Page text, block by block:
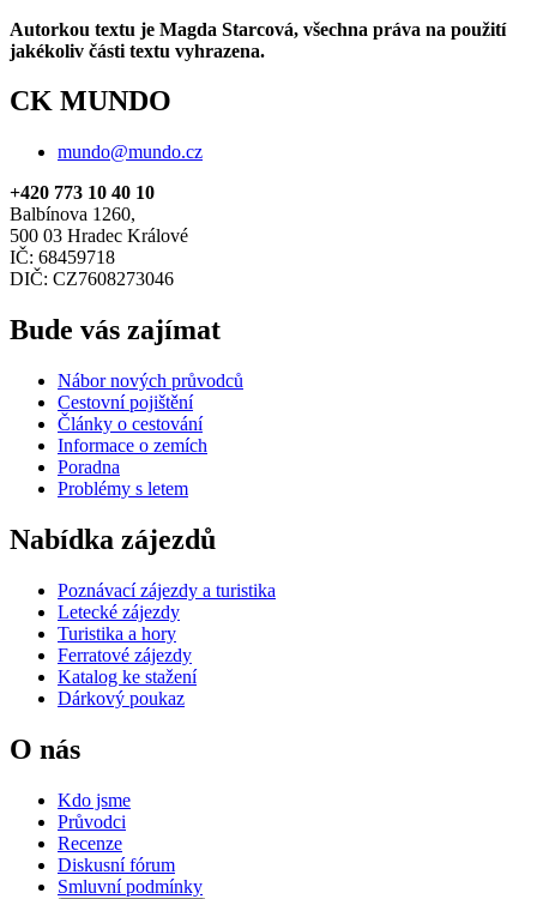
Autorkou textu je Magda Starcová, všechna práva na použití
jakékoliv části textu vyhrazena.
CK MUNDO
mundo@mundo.cz
+420 773 10 40 10
Balbínova 1260,
500 03 Hradec Králové
IČ: 68459718
DIČ: CZ7608273046
Bude vás zajímat
Nábor nových průvodců
Cestovní pojištění
Články o cestování
Informace o zemích
Poradna
Problémy s letem
Nabídka zájezdů
Poznávací zájezdy a turistika
Letecké zájezdy
Turistika a hory
Ferratové zájezdy
Katalog ke stažení
Dárkový poukaz
O nás
Kdo jsme
Průvodci
Recenze
Diskusní fórum
Smluvní podmínky